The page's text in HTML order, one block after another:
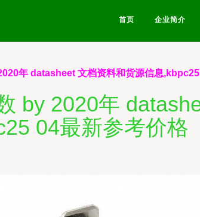
首页 企业简介
年 datasheet 文档资料和货源信息
by 2020年
04最新参考价格